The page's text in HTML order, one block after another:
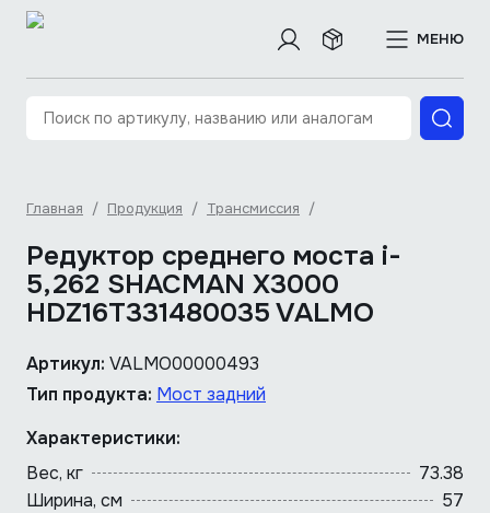
МЕНЮ
Главная / Продукция / Трансмиссия /
Редуктор среднего моста i-
5,262 SHACMAN X3000
HDZ16T331480035 VALMO
Артикул: VALMO00000493
Тип продукта: Мост задний
Характеристики:
Вес, кг
73.38
Ширина, см
57